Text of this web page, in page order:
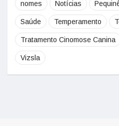
nomes Notícias
Saúde Temperamento
Tratamento Cinomose Canina
Vizsla